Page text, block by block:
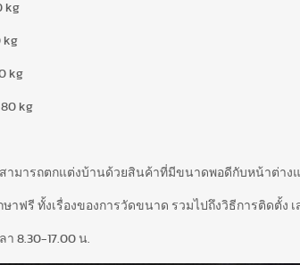
kg
kg
kg
kg
นสามารถตกแต่งบ้านด้วยสินค้าที่มีขนาดพอดีกับหน้าต่า
ษาฟรี ทั้งเรื่องของการวัดขนาด รวมไปถึงวิธีการติดตั้
8.30-17.00 น.